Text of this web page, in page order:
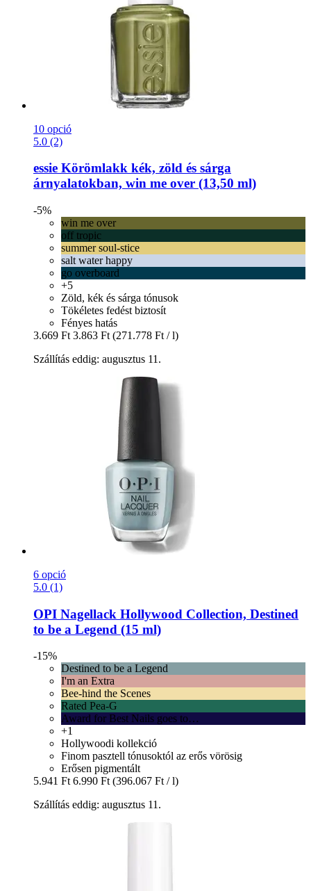
10 opció
5.0 (2)
essie Körömlakk kék, zöld és sárga
árnyalatokban, win me over (13,50 ml)
-5%
win me over
off tropic
summer soul-stice
salt water happy
go overboard
+5
Zöld, kék és sárga tónusok
Tökéletes fedést biztosít
Fényes hatás
3.669 Ft 3.863 Ft (271.778 Ft / l)
Szállítás eddig: augusztus 11.
6 opció
5.0 (1)
OPI Nagellack Hollywood Collection, Destined
to be a Legend (15 ml)
-15%
Destined to be a Legend
I'm an Extra
Bee-hind the Scenes
Rated Pea-G
Award for Best Nails goes to…
+1
Hollywoodi kollekció
Finom pasztell tónusoktól az erős vörösig
Erősen pigmentált
5.941 Ft 6.990 Ft (396.067 Ft / l)
Szállítás eddig: augusztus 11.